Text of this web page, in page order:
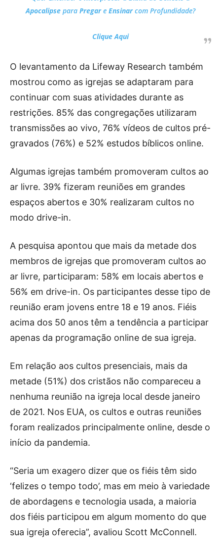
Apocalipse para Pregare Ensinarcom Profundidade?
Clique Aqui
O levantamento da Lifeway Research também
mostrou como as igrejas se adaptaram para
continuar com suas atividades durante as
restrições. 85% das congregações utilizaram
transmissões ao vivo, 76% vídeos de cultos pré-
gravados (76%) e 52% estudos bíblicos online.
Algumas igrejas também promoveram cultos ao
ar livre. 39% fizeram reuniões em grandes
espaços abertos e 30% realizaram cultos no
modo drive-in.
A pesquisa apontou que mais da metade dos
membros de igrejas que promoveram cultos ao
ar livre, participaram: 58% em locais abertos e
56% em drive-in. Os participantes desse tipo de
reunião eram jovens entre 18 e 19 anos. Fiéis
acima dos 50 anos têm a tendência a participar
apenas da programação online de sua igreja.
Em relação aos cultos presenciais, mais da
metade (51%) dos cristãos não compareceu a
nenhuma reunião na igreja local desde janeiro
de 2021. Nos EUA, os cultos e outras reuniões
foram realizados principalmente online, desde o
início da pandemia.
“Seria um exagero dizer que os fiéis têm sido
‘felizes o tempo todo’, mas em meio à variedade
de abordagens e tecnologia usada, a maioria
dos fiéis participou em algum momento do que
sua igreja oferecia”, avaliou Scott McConnell.